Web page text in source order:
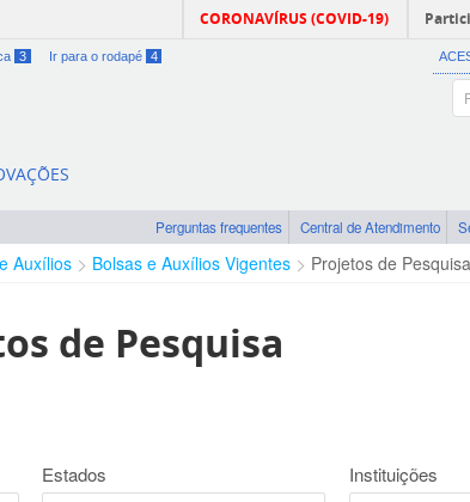
CORONAVÍRUS (COVID-19)
3 Ir para o rodapé 4
Perguntas frequentes Central de Atendimento
Auxílios Bolsas e Auxílios Vigentes Projetos de Pesquisa
de Pesquisa
Estados Instituições